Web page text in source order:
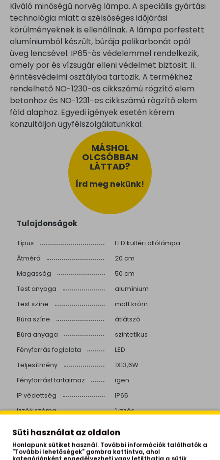
Kiváló minőségű norvég lámpa. A speciális gyártási
technológia miatt a szélsőséges időjárási
körülményeknek is ellenállnak. A lámpa porfestett
alumíniumból készült, búrája polikarbonát opál
üveg lencsével. IP65-ös védelemmel rendelkezik,
amely por és vízsugár elleni védelmet biztosít. II.
érintésvédelmi osztályba tartozik. A termékhez
rendelhető NO-1230-as cikkszámú rögzítő elem
betonhoz és NO-1231-es cikkszámú rögzítő elem
föld alaphoz. Egyedi igények esetén kérem
konzultáljon ügyfélszolgálatunkkal.
MÁSHOL
OLCSÓBBAN
LÁTTAD?
Írd meg nekünk!
Tulajdonságok
Típus
LED kültéri állólámpa
Átmérő
20 cm
Magasság
50 cm
Test anyaga
alumínium
Test színe
matt króm
Búra színe
átlátszó
Búra anyaga
szintetikus
Fényforrás foglalata
LED
Teljesítmény
1X13,6W
Fényforrást tartalmaz
igen
IP védettség
IP65
Izzók száma
1 izzós
Stílus
modern
Fényerő szabályozós
igen
Süti használat az oldalon
Honlapunk sütiket használ. További információk találhatók a
"További lehetőségek" gombra kattintva, ahol
kategóriánként engedélyezheti vagy letilthatja a sütik